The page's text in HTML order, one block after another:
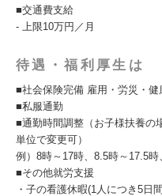
■交通費支給
- 上限10万円／月
待遇・福利厚生は
■社会保険完備 雇用・労災・健
■私服通勤
■通勤時間調整（お子様扶養の
単位で変更可）
例）8時～17時、8.5時～17.5
■その他就労支援
・子の看護休暇(1人につき5